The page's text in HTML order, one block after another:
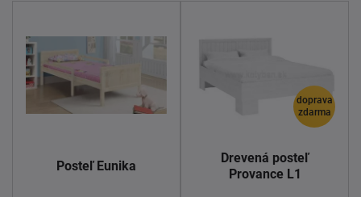
Posteľ Eunika
doprava
zdarma
Drevená posteľ
Provance L1